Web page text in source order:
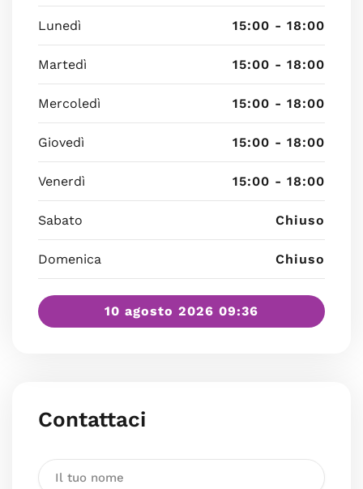
Lunedì 15:00 - 18:00
Martedì 15:00 - 18:00
Mercoledì 15:00 - 18:00
Giovedì 15:00 - 18:00
Venerdì 15:00 - 18:00
Sabato Chiuso
Domenica Chiuso
10 agosto 2026 09:36
Contattaci